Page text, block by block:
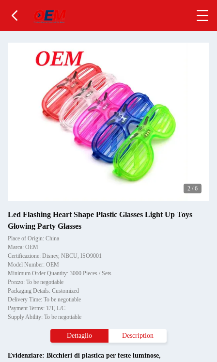
2 / 6
Led Flashing Heart Shape Plastic Glasses Light Up Toys
Glowing Party Glasses
Place of Origin: China
Marca: OEM
Certificazione: Disney, NBCU, ISO9001
Model Number: OEM
Minimum Order Quantity: 3000 Pieces / Sets
Prezzo: To be negotiable
Packaging Details: Customized
Delivery Time: To be negotiable
Payment Terms: T/T, L/C
Supply Ability: To be negotiable
Dettaglio Description
Evidenziare: Bicchieri di plastica per feste luminose,